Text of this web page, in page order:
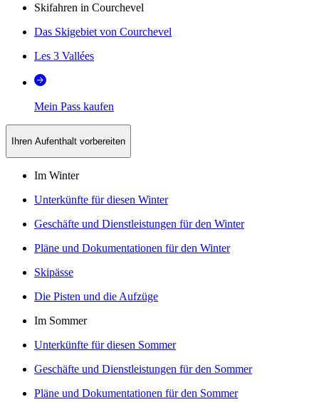
Skifahren in Courchevel
Das Skigebiet von Courchevel
Les 3 Vallées
Mein Pass kaufen
Ihren Aufenthalt vorbereiten
Im Winter
Unterkünfte für diesen Winter
Geschäfte und Dienstleistungen für den Winter
Pläne und Dokumentationen für den Winter
Skipässe
Die Pisten und die Aufzüge
Im Sommer
Unterkünfte für diesen Sommer
Geschäfte und Dienstleistungen für den Sommer
Pläne und Dokumentationen für den Sommer